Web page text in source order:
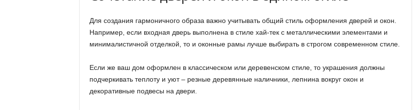
Для создания гармоничного образа важно учитывать общий стиль оформления дверей и окон.
Например, если входная дверь выполнена в стиле хай-тек с металлическими элементами и
минималистичной отделкой, то и оконные рамы лучше выбирать в строгом современном стиле.
Если же ваш дом оформлен в классическом или деревенском стиле, то украшения должны
подчеркивать теплоту и уют – резные деревянные наличники, лепнина вокруг окон и
декоративные подвесы на двери.